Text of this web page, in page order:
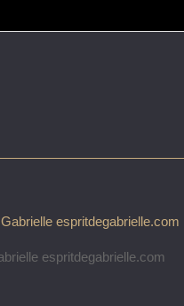
espritdegabrielle.com